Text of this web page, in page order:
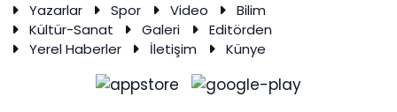
Yazarlar Spor Video
Bilim
Kültür-Sanat
Galeri
Editörden
Yerel Haberler
İletişim Künye